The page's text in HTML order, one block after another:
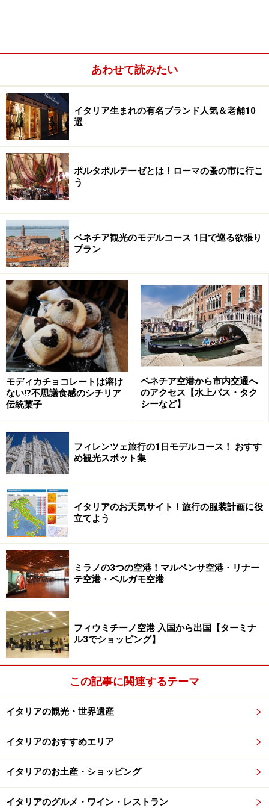
通の暮らし。そんな姿に「イタリア～」を感じます。
ある日の家庭料理レッスンメニュー
■前菜～ANTIPASTO～
タリア風コロッケ ・Gorgonzoka con Miele di Castagno
ゴルゴンゾーラチーズの栗のハチミツがけ
PRIMO PIATTO～■
・Fettuccine funghi zafferano フンギポルチーニと手打
ちフェットゥチーネ ・Farfalline con Zucca 手打ちファル
ファッラのカボチャソース
こんなカタチのナイフも使って…
■メイン～SECONDO PIATTO ～
piselli 子牛肉のフンギとグリーンピースの煮込み■デザ
ート～DOLCE～ ■ ・Macedonia di frutta frescaフレッシュ
フルーツのマチェドニア 全てのお皿を一度にテーブルに
並べないイタリア料理なので、 作る順番が肝ですが、6
品を同時に作る手際の良さはさすが。そんな様子も「お
ばあちゃんの知恵」っぽく、 楽しめます。
お庭で栽培イタリアンハーブ
観光途中に気軽に寄れる1回コースから、泊まりながら
イタリア暮らしを体験できるホームステイコースまで。
申し込み方法と問合せは
おばあちゃんのイタリア料理レ
ッスンへ。
関連情報はこちらから ・もはやお馴染み！
ロレーナさん
の料理レッスン
あわせて読みたい
イタリア生まれの有名ブランド人気＆老舗10
選
ポルタポルテーゼとは！ローマの蚤の市に行こ
う
ベネチア観光のモデルコース 1日で巡る欲張り
プラン
モディカチョコレートは溶け
ない⁉不思議食感のシチリア
伝統菓子
ベネチア空港から市内交通へ
のアクセス【水上バス・タク
シーなど】
フィレンツェ旅行の1日モデルコース！ おすす
め観光スポット集
イタリアのお天気サイト！旅行の服装計画に役
立てよう
ミラノの3つの空港！マルペンサ空港・リナー
テ空港・ベルガモ空港
フィウミチーノ空港 入国から出国【ターミナ
ル3でショッピング】
この記事に関連するテーマ
イタリアの観光・世界遺産
イタリアのおすすめエリア
イタリアのお土産・ショッピング
イタリアのグルメ・ワイン・レストラン